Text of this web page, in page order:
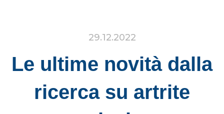
29.12.2022
Le ultime novità dalla
ricerca su artrite